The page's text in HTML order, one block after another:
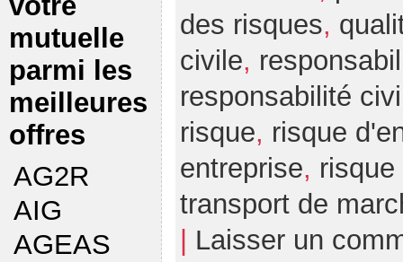
mutuelle
parmi les
meilleures
offres
AG2R
AIG
AGEAS
des risques,
civile,
responsabilité
risque, risque
entreprise,
transport de
Laisser un